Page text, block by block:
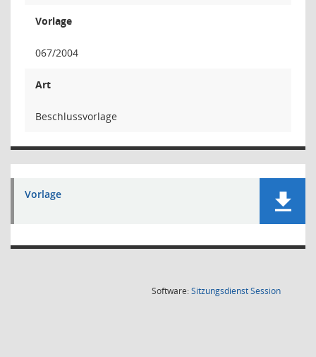
Vorlage
067/2004
Art
Beschlussvorlage
Vorlage
Software:SitzungsdienstSession(Wird in